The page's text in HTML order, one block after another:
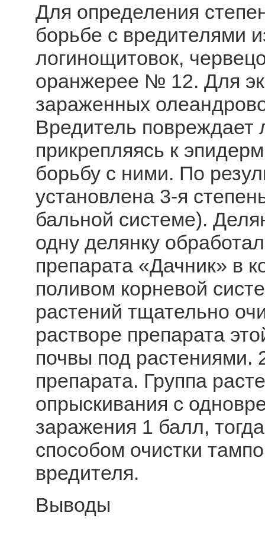
Для определения
борьбе с вредителями
логинощитовок,
оранжерее № 12. Для
зараженных
Вредитель повреждает
прикрепляясь к
борьбу с ними. По
установлена 3-я
бальной системе).
одну делянку
препарата «Дачник» в
поливом корневой
растений тщательно
растворе препарата
почвы под растениями.
препарата. Группа
опрыскивания с
заражения 1 балл,
способом очистки
вредителя.
Выводы